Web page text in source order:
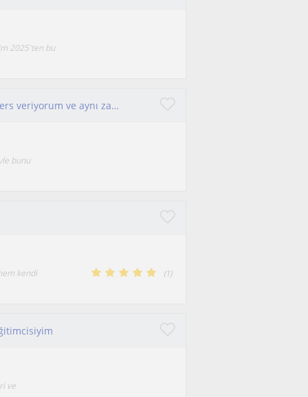
2025'ten bu
Şu anda güncel olarak online ders her seviye ders veriyorum ve aynı zamanda stajyer avukatım. yaklaşık 5 senedir yoga yapıyorum. (hatha yoga/ yin yoga)
bunu
kendi (1)
ve